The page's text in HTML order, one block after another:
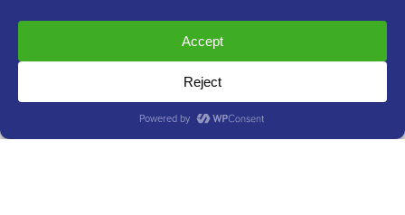
Copyright © 2009 - 2026 WPBeginner LLC. Toate
drepturile rezervate. WPBeginner® este o marcă
înregistrată.
Gestionat deAwesome Motive|Găzduire WordPressde